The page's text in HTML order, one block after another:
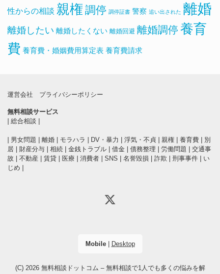
性からの相談 親権 調停 調停証書 警察 追い出された 離婚
離婚したい 離婚したくない 離婚回避 離婚調停 養育
費 養育費・婚姻費用算定表 養育費請求
運営会社 プライバシーポリシー
無料相談サービス
総合相談
男女問題 離婚 モラハラ DV・暴力 浮気・不貞 親権 養育費
別
居
財産分与 相続 金銭トラブル 借金 債務整理 労働問題
交通事
故
不動産 賃貸 医療 消費者 SNS 名誉毀損 詐欺 刑事事件
い
じめ
Mobile| Desktop
(C) 2026 無料相談ドットコム – 無料相談で1人でも多くの悩みを解